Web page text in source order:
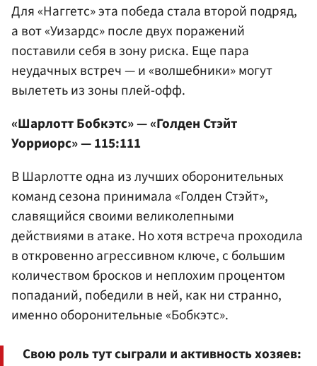
Для «Наггетс» эта победа стала второй подряд,
а вот «Уизардс» после двух поражений
поставили себя в зону риска. Еще пара
неудачных встреч — и «волшебники» могут
вылететь из зоны плей-офф.
«Шарлотт Бобкэтс» — «Голден Стэйт
Уорриорс» — 115:111
В Шарлотте одна из лучших оборонительных
команд сезона принимала «Голден Стэйт»,
славящийся своими великолепными
действиями в атаке. Но хотя встреча проходила
в откровенно агрессивном ключе, с большим
количеством бросков и неплохим процентом
попаданий, победили в ней, как ни странно,
именно оборонительные «Бобкэтс».
Свою роль тут сыграли и активность хозяев: